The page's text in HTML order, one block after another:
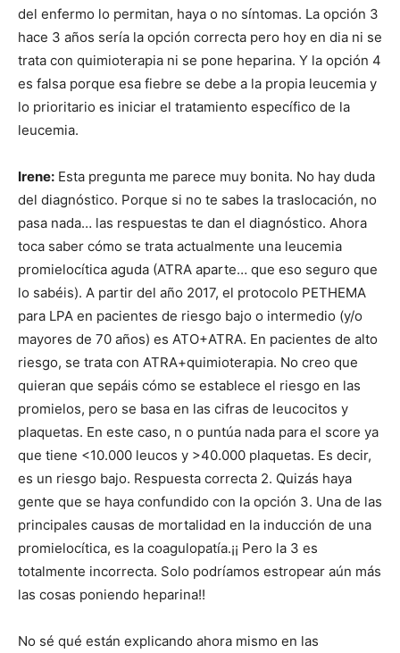
del enfermo lo permitan, haya o no síntomas. La opción 3
hace 3 años sería la opción correcta pero hoy en dia ni se
trata con quimioterapia ni se pone heparina. Y la opción 4
es falsa porque esa fiebre se debe a la propia leucemia y
lo prioritario es iniciar el tratamiento específico de la
leucemia.
Irene: Esta pregunta me parece muy bonita. No hay duda
del diagnóstico. Porque si no te sabes la traslocación, no
pasa nada… las respuestas te dan el diagnóstico. Ahora
toca saber cómo se trata actualmente una leucemia
promielocítica aguda (ATRA aparte… que eso seguro que
lo sabéis). A partir del año 2017, el protocolo PETHEMA
para LPA en pacientes de riesgo bajo o intermedio (y/o
mayores de 70 años) es ATO+ATRA. En pacientes de alto
riesgo, se trata con ATRA+quimioterapia. No creo que
quieran que sepáis cómo se establece el riesgo en las
promielos, pero se basa en las cifras de leucocitos y
plaquetas. En este caso, n o puntúa nada para el score ya
que tiene <10.000 leucos y >40.000 plaquetas. Es decir,
es un riesgo bajo. Respuesta correcta 2. Quizás haya
gente que se haya confundido con la opción 3. Una de las
principales causas de mortalidad en la inducción de una
promielocítica, es la coagulopatía.¡¡ Pero la 3 es
totalmente incorrecta. Solo podríamos estropear aún más
las cosas poniendo heparina!!
No sé qué están explicando ahora mismo en las